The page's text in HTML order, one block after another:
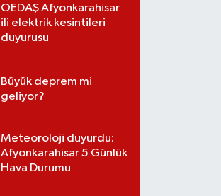
OEDAŞ Afyonkarahisar
ili elektrik kesintileri
duyurusu
Büyük deprem mi
geliyor?
Meteoroloji duyurdu:
Afyonkarahisar 5 Günlük
Hava Durumu